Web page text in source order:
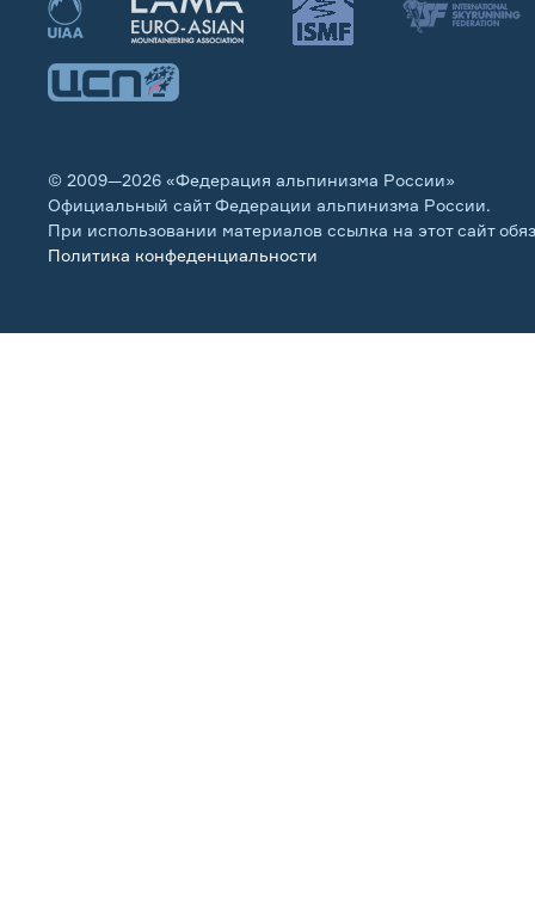
© 2009—2026 «Федерация альпинизма России»
Официальный сайт Федерации альпинизма России.
При использовании материалов ссылка на этот сайт
Политика конфеденциальности